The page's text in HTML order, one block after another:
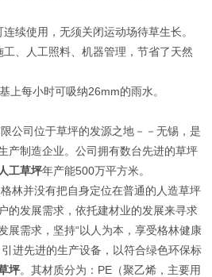
续使用，无须关闭运动场待草生长。
、人工照料、机器管理，节省了天然
上每小时可吸纳26mm的雨水。
司位于草坪的发源之地－－无锡，是
产制造企业。公司拥有数台先进的草坪
人工草坪年产能500万平方米。
并没有把自身定位在普通的人造草坪
的发展需求，依托建材业的发展来寻求
展需求，坚持“以人为本，享受格林健康
进先进的生产设备，以符合绿色环保标
坪。其材质分为：PE（聚乙烯，主要用